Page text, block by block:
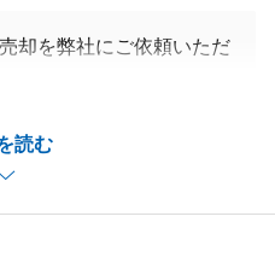
読む
却を弊社にご依頼いただ
します。